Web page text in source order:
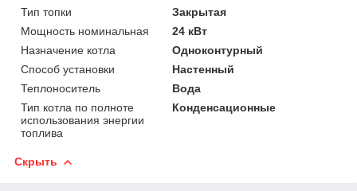
Тип топки
Закрытая
Мощность номинальная
24 кВт
Назначение котла
Одноконтурный
Способ установки
Настенный
Теплоноситель
Вода
Тип котла по полноте
использования энергии
топлива
Конденсационные
Скрыть